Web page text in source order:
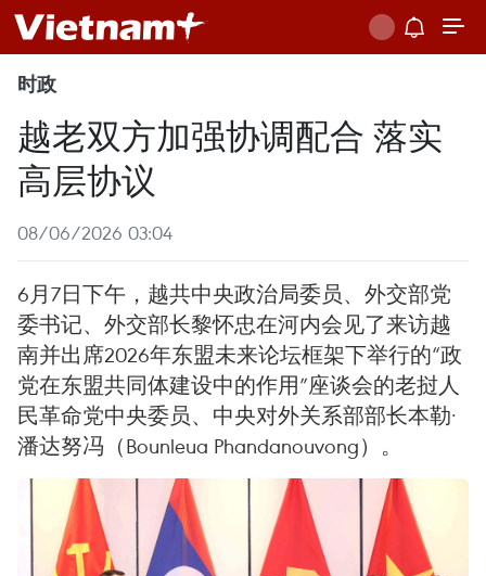
时政
越老双方加强协调配合 落实
高层协议
08/06/2026 03:04
6月7日下午，越共中央政治局委员、外交部党
委书记、外交部长黎怀忠在河内会见了来访越
南并出席2026年东盟未来论坛框架下举行的“政
党在东盟共同体建设中的作用”座谈会的老挝人
民革命党中央委员、中央对外关系部部长本勒·
潘达努冯（Bounleua Phandanouvong）。